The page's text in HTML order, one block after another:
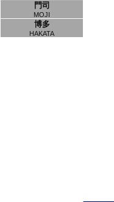
門司
MOJI
博多
HAKATA